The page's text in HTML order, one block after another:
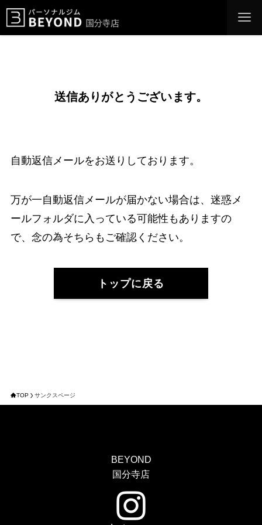
送信ありがとうございます。
自動返信メールをお送りしております。
万が一自動返信メールが届かない場合は、迷惑メ
ールフォルダに入っている可能性もありますの
で、念の為そちらもご確認ください。
トップに戻る
TOP サンクスページ
BEYOND
国分寺店